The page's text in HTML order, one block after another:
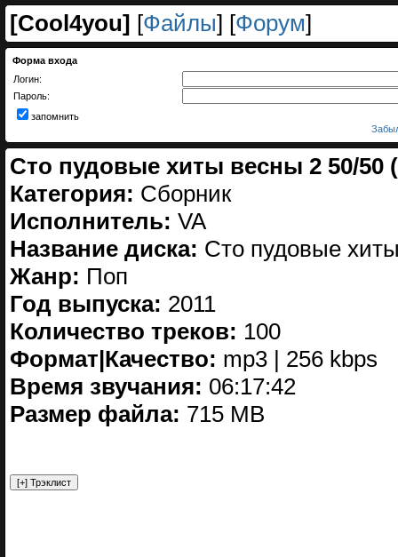
[Cool4you] [Файлы] [Форум]
Форма входа
Логин:
Пароль:
запомнить
Сто пудовые хиты весны 2 50/50
Категория: Сборник
Исполнитель: VA
Название диска: Сто пудовые
Жанр: Поп
Год выпуска: 2011
Количество треков: 100
Формат|Качество: mp3 | 256 kbps
Время звучания: 06:17:42
Размер файла: 715 MB